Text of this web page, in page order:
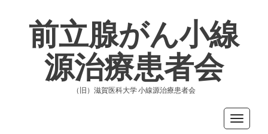
前立腺がん小線
源治療患者会
（旧）滋賀医科大学 小線源治療患者会
Toggle